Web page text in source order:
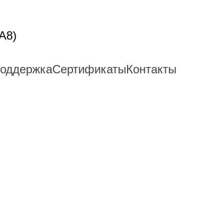
СертификатыКонтакты